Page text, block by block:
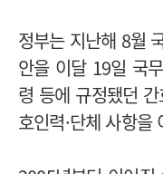
정부는 지난해 8월
안을 이달 19일 국
령 등에 규정됐던
호인력·단체 사항을